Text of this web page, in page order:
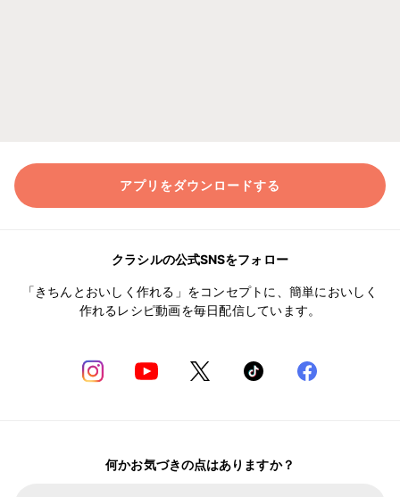
アプリをダウンロードする
クラシルの公式SNSをフォロー
「きちんとおいしく作れる」をコンセプトに、簡単においしく
作れるレシピ動画を毎日配信しています。
何かお気づきの点はありますか？